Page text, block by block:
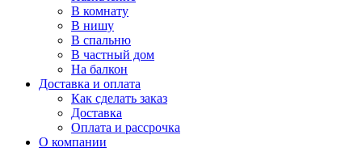
В комнату
В нишу
В спальню
В частный дом
На балкон
Доставка и оплата
Как сделать заказ
Доставка
Оплата и рассрочка
О компании